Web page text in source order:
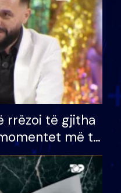
rrëzoi të gjitha
më të
BB VIP: Do më
kur…